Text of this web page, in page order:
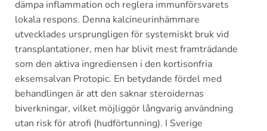
dämpa inflammation och reglera immunförsvarets
lokala respons. Denna kalcineurinhämmare
utvecklades ursprungligen för systemiskt bruk vid
transplantationer, men har blivit mest framträdande
som den aktiva ingrediensen i den kortisonfria
eksemsalvan Protopic. En betydande fördel med
behandlingen är att den saknar steroidernas
biverkningar, vilket möjliggör långvarig användning
utan risk för atrofi (hudförtunning). I Sverige